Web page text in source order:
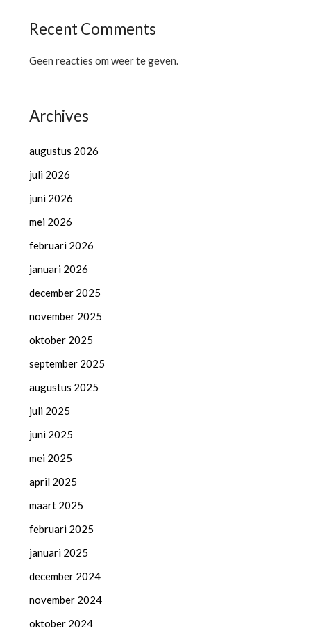
Recent Comments
Geen reacties om weer te geven.
Archives
augustus 2026
juli 2026
juni 2026
mei 2026
februari 2026
januari 2026
december 2025
november 2025
oktober 2025
september 2025
augustus 2025
juli 2025
juni 2025
mei 2025
april 2025
maart 2025
februari 2025
januari 2025
december 2024
november 2024
oktober 2024